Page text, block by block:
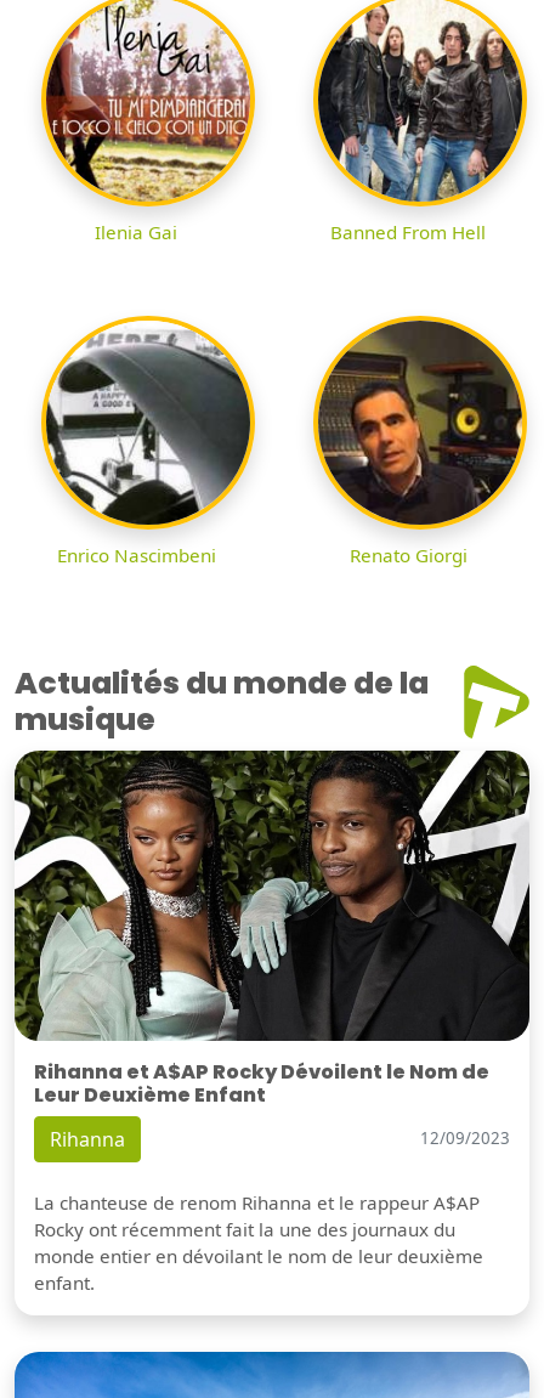
Ilenia Gai Banned From Hell
Enrico Nascimbeni Renato Giorgi
Actualités du monde de la
musique
Rihanna et A$AP Rocky Dévoilent le Nom de
Leur Deuxième Enfant
Rihanna 12/09/2023
La chanteuse de renom Rihanna et le rappeur A$AP
Rocky ont récemment fait la une des journaux du
monde entier en dévoilant le nom de leur deuxième
enfant.